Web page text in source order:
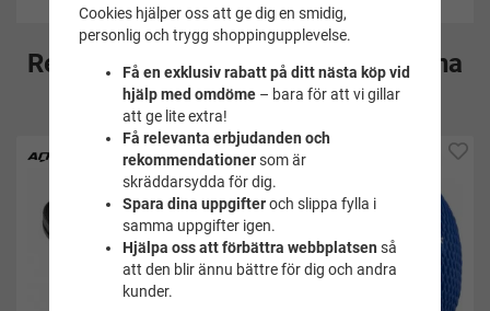
Rekommenderade tillbehör till denna
produkt
Cookies hjälper oss att ge dig en smidig,
personlig och trygg shoppingupplevelse.
Få en exklusiv rabatt på ditt nästa köp vid
hjälp med omdöme– bara för att vi gillar
att ge lite extra!
Få relevanta erbjudanden och
rekommendationersom är
skräddarsydda för dig.
Spara dina uppgifteroch slippa fylla i
samma uppgifter igen.
Hjälpa oss att förbättra webbplatsen så
att den blir ännu bättre för dig och andra
kunder.